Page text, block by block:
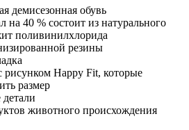
демисезонная обувь
на 40 % состоит из натурального
поливинилхлорида
резины
рисунком Happy Fit, которые
размер
животного происхождения